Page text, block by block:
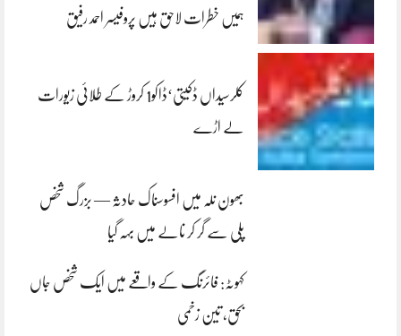
ہمیں خطرات لاحق ہیں پروفیسر احمد رفیق
کلرسیداں ڈکیتی‘ڈاکو1 کروڑ کے طلائی زیورات
لے اڑے
بھون نلہ میں افسوسناک حادثہ — بزرگ شخص
پلی سے گر کر نالے میں بہہ گیا
کہوٹہ: فائرنگ کے واقعے میں ایک شخص جاں
بحق، تین زخمی